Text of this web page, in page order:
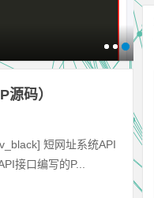
码）
短网址系统API
接口编写的P...